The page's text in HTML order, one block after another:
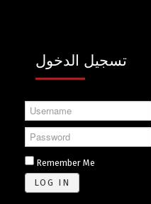
تسجيل الدخول
Username
Password
Remember Me
LOG IN